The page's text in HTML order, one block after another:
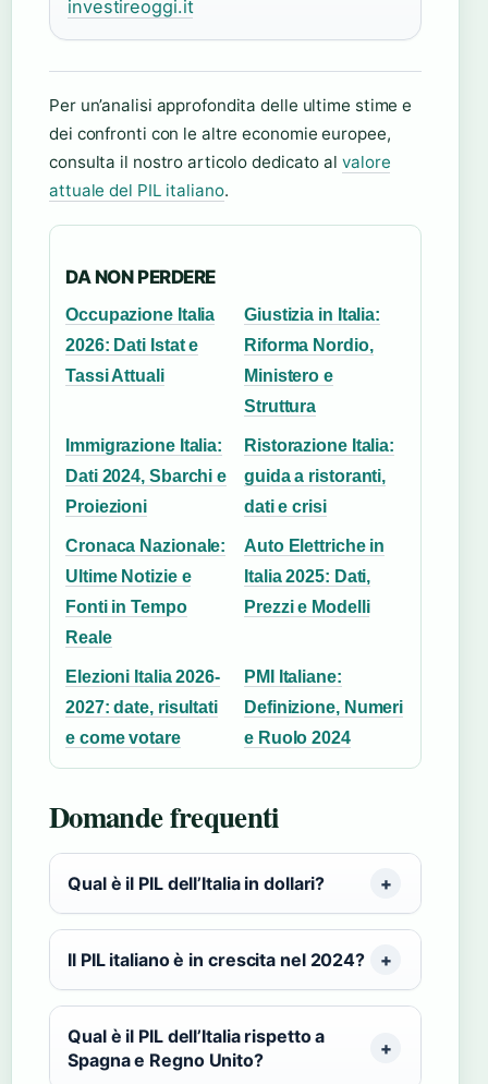
investireoggi.it
Per un’analisi approfondita delle ultime stime e
dei confronti con le altre economie europee,
consulta il nostro articolo dedicato al valore
attuale del PIL italiano.
DA NON PERDERE
Occupazione Italia
2026: Dati Istat e
Tassi Attuali
Giustizia in Italia:
Riforma Nordio,
Ministero e
Struttura
Immigrazione Italia:
Dati 2024, Sbarchi e
Proiezioni
Ristorazione Italia:
guida a ristoranti,
dati e crisi
Cronaca Nazionale:
Ultime Notizie e
Fonti in Tempo
Reale
Auto Elettriche in
Italia 2025: Dati,
Prezzi e Modelli
Elezioni Italia 2026-
2027: date, risultati
e come votare
PMI Italiane:
Definizione, Numeri
e Ruolo 2024
Domande frequenti
Qual è il PIL dell’Italia in dollari?
Il PIL italiano è in crescita nel 2024?
Qual è il PIL dell’Italia rispetto a
Spagna e Regno Unito?